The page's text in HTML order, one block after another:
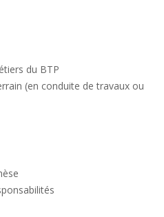
du BTP
(en conduite de travaux ou